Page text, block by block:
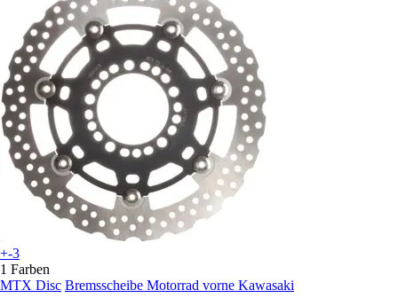
+-3
1 Farben
MTX Disc Bremsscheibe Motorrad vorne Kawasaki